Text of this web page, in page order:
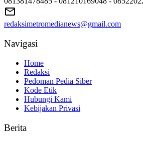
redaksimetromedianews@gmail.com
Navigasi
Home
Redaksi
Pedoman Pedia Siber
Kode Etik
Hubungi Kami
Kebijakan Privasi
Berita